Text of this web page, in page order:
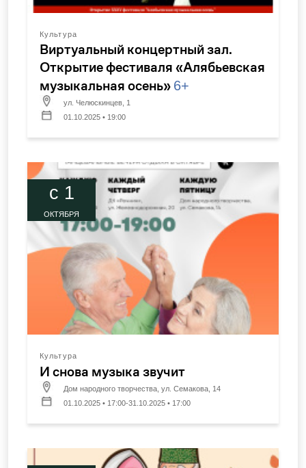
Культура
Виртуальный концертный зал.
Открытие фестиваля «Алябьевская
музыкальная осень» 6+
ул. Челюскинцев, 1
01.10.2025 • 19:00
c 1
ОКТЯБРЯ
Культура
И снова музыка звучит
Дом народного творчества, ул. Семакова, 14
01.10.2025 • 17:00-31.10.2025 • 17:00